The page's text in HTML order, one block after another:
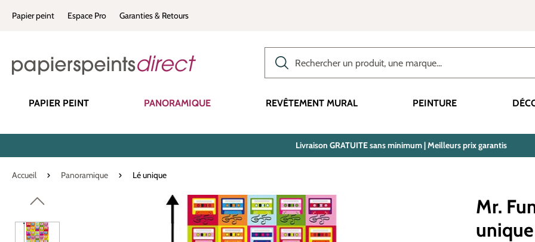
Passer à la navigation principale
Papier peint Espace Pro Garanties & Retours
PAPIER PEINT PANORAMIQUE REVÊTEMENT MURAL PEINTURE
Livraison GRATUITE sans minimum | Meilleurs prix garantis
Accueil Panoramique Lé unique
Ignorer la galerie d'images
Mr.
unique